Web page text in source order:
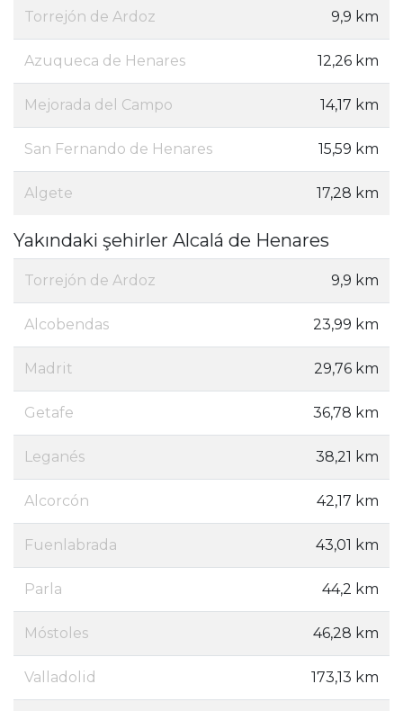
Torrejón de Ardoz 9,9 km
Azuqueca de Henares 12,26 km
Mejorada del Campo 14,17 km
San Fernando de Henares 15,59 km
Algete 17,28 km
Yakındaki şehirler Alcalá de Henares
Torrejón de Ardoz 9,9 km
Alcobendas 23,99 km
Madrit 29,76 km
Getafe 36,78 km
Leganés 38,21 km
Alcorcón 42,17 km
Fuenlabrada 43,01 km
Parla 44,2 km
Móstoles 46,28 km
Valladolid 173,13 km